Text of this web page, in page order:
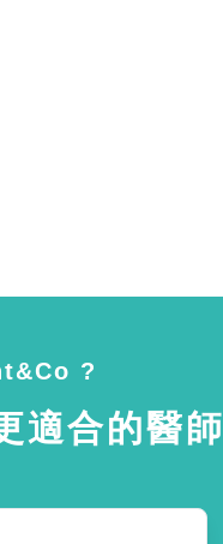
?
適合的醫師